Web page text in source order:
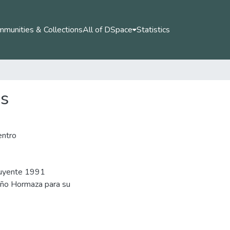
& CollectionsAll of DSpace Statistics
1991
Hormaza para su